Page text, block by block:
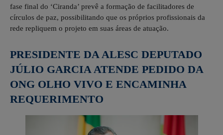
fase final do ‘Ciranda’ prevê a formação de facilitadores de
círculos de paz, possibilitando que os próprios profissionais da
rede repliquem o projeto em suas áreas de atuação.
PRESIDENTE DA ALESC DEPUTADO
JÚLIO GARCIA ATENDE PEDIDO DA
ONG OLHO VIVO E ENCAMINHA
REQUERIMENTO